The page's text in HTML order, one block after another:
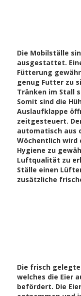
Die Mobilställe
ausgestattet.
Fütterung
genug Futter zu
Tränken im Stall
Somit sind die
Auslaufklappe
zeitgesteuert.
automatisch aus
Wöchentlich wird
Hygiene zu
Luftqualität zu
Ställe einen
zusätzliche
Die frisch
welches die Eier
befördert. Die